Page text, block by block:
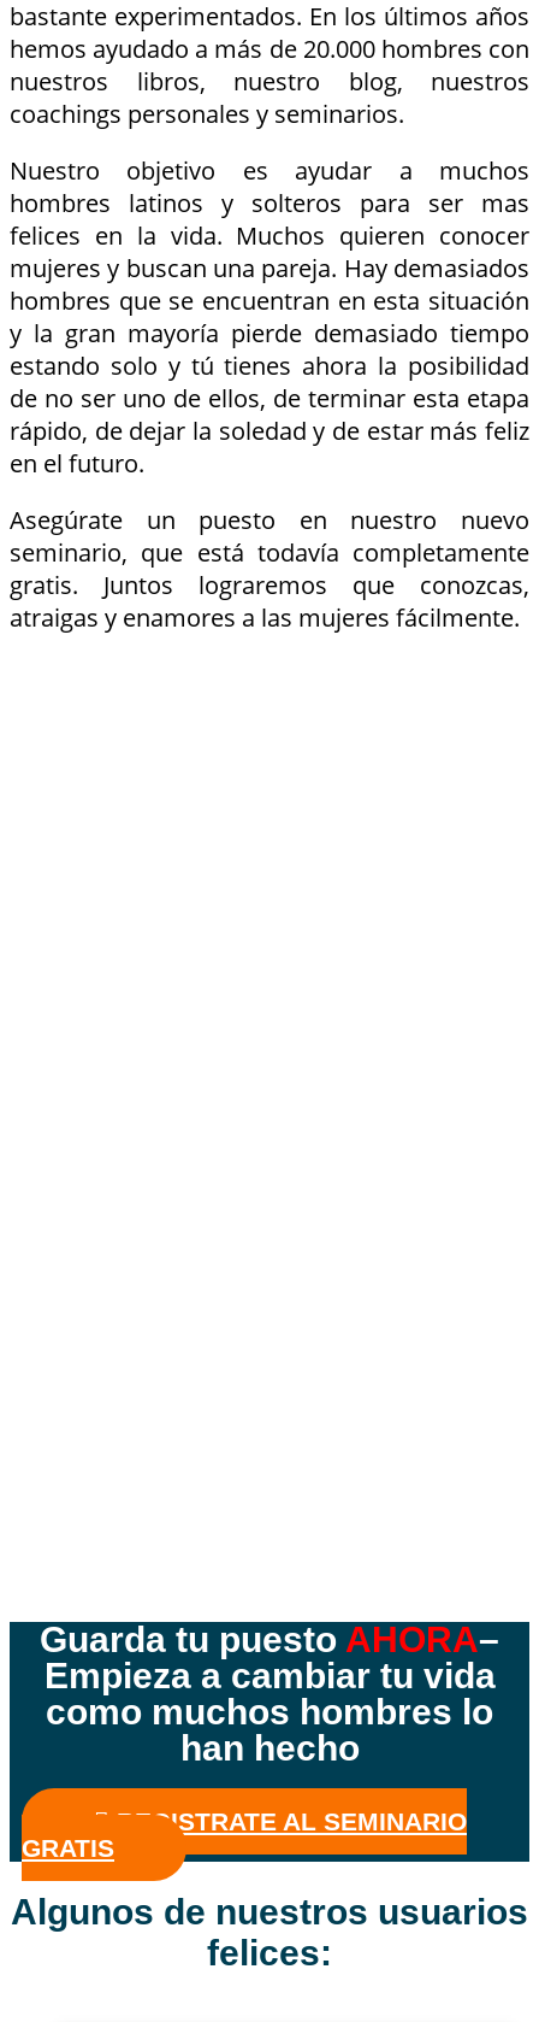
bastante experimentados. En los últimos años
hemos ayudado a más de 20.000 hombres con
nuestros libros, nuestro blog, nuestros
coachings personales y seminarios.
Nuestro objetivo es ayudar a muchos
hombres latinos y solteros para ser mas
felices en la vida. Muchos quieren conocer
mujeres y buscan una pareja. Hay demasiados
hombres que se encuentran en esta situación
y la gran mayoría pierde demasiado tiempo
estando solo y tú tienes ahora la posibilidad
de no ser uno de ellos, de terminar esta etapa
rápido, de dejar la soledad y de estar más feliz
en el futuro.
Asegúrate un puesto en nuestro nuevo
seminario, que está todavía completamente
gratis. Juntos lograremos que conozcas,
atraigas y enamores a las mujeres fácilmente.
Guarda tu puesto AHORA–
Empieza a cambiar tu vida
como muchos hombres lo
han hecho
REGISTRATE AL SEMINARIO
GRATIS
Algunos de nuestros usuarios
felices: